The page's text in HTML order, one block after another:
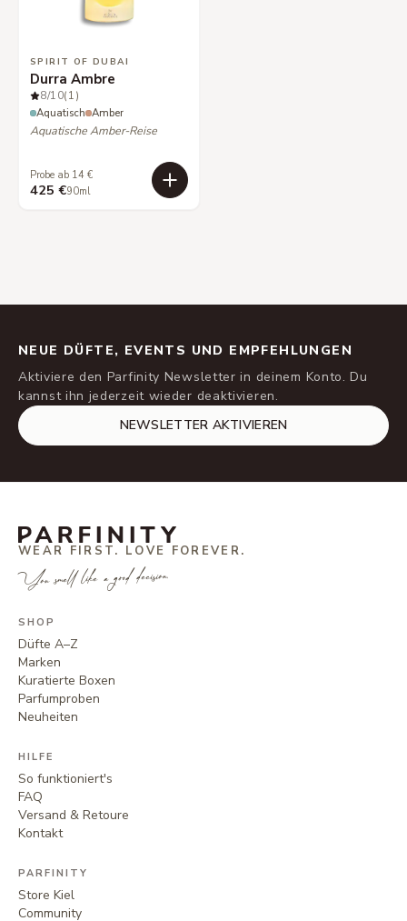
SPIRIT OF DUBAI
Durra Ambre
8/10(1)
Aquatisch Amber
Aquatische Amber-Reise
Probe ab 14 €
425 €90ml
NEUE DÜFTE, EVENTS UND EMPFEHLUNGEN
Aktiviere den Parfinity Newsletter in deinem Konto. Du
kannst ihn jederzeit wieder deaktivieren.
NEWSLETTER AKTIVIEREN
WEAR FIRST. LOVE FOREVER.
You smell like a good decision.
SHOP
Düfte A–Z
Marken
Kuratierte Boxen
Parfumproben
Neuheiten
HILFE
So funktioniert's
FAQ
Versand & Retoure
Kontakt
PARFINITY
Store Kiel
Community